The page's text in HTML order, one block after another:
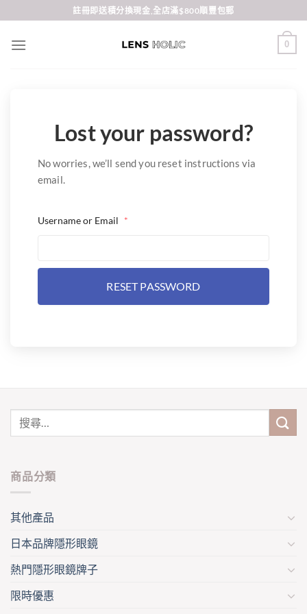
to
content
註冊即送積分換現金,全店滿$800順豐包郵
0
Lost your password?
No worries, we’ll send you reset instructions via
email.
Username or Email *
商品分類
其他產品
日本品牌隱形眼鏡
熱門隱形眼鏡牌子
限時優惠